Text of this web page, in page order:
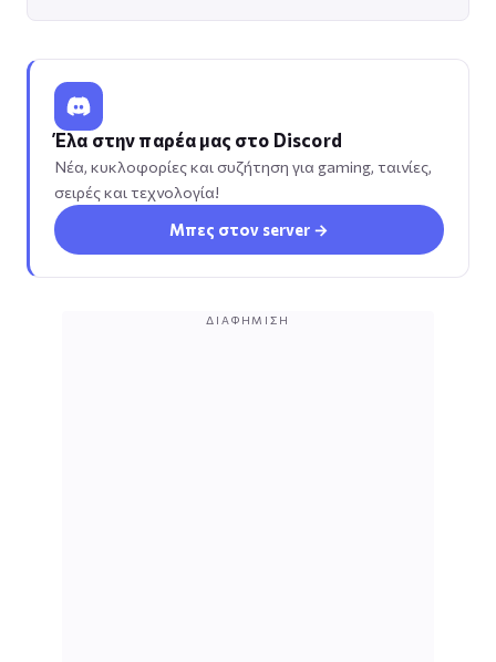
Έλα στην παρέα μας στο Discord
Νέα, κυκλοφορίες και συζήτηση για gaming, ταινίες,
σειρές και τεχνολογία!
Μπες στον server →
ΔΙΑΦΉΜΙΣΗ